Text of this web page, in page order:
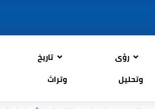
رؤى
وتحليل
تاريخ
وتراث